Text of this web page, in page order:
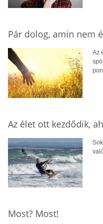
Pár dolog, amin nem
Az
Az élet ott kezdődik,
Most? Most!